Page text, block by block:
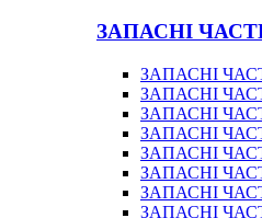
ЗАПАСНІ
ЗАПАСНІ
ЗАПАСНІ
ЗАПАСНІ
ЗАПАСНІ
ЗАПАСНІ
ЗАПАСНІ
ЗАПАСНІ
ЗАПАСНІ